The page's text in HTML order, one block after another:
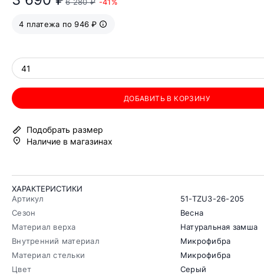
4 платежа по 946 ₽
41
ДОБАВИТЬ В КОРЗИНУ
Подобрать размер
Наличие в магазинах
ХАРАКТЕРИСТИКИ
Артикул
51-TZU3-26-205
Сезон
Весна
Материал верха
Натуральная замша
Внутренний материал
Микрофибра
Материал стельки
Микрофибра
Цвет
Серый